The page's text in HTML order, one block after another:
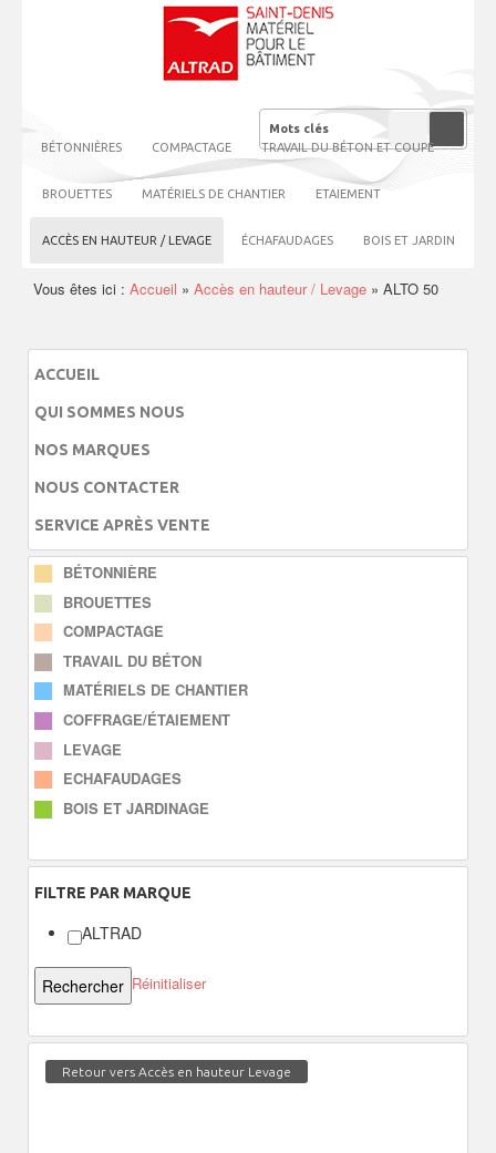
BÉTONNIÈRES COMPACTAGE TRAVAIL DU BÉTON ET COUPE
BROUETTES MATÉRIELS DE CHANTIER ETAIEMENT
ACCÈS EN HAUTEUR / LEVAGE ÉCHAFAUDAGES BOIS ET JARDIN
Vous êtes ici : Accueil » Accès en hauteur / Levage » ALTO 50
ACCUEIL
QUI SOMMES NOUS
NOS MARQUES
NOUS CONTACTER
SERVICE APRÈS VENTE
BÉTONNIÈRE
BROUETTES
COMPACTAGE
TRAVAIL DU BÉTON
MATÉRIELS DE CHANTIER
COFFRAGE/ÉTAIEMENT
LEVAGE
ECHAFAUDAGES
BOIS ET JARDINAGE
FILTRE PAR MARQUE
ALTRAD
Réinitialiser
Retour vers Accès en hauteur Levage